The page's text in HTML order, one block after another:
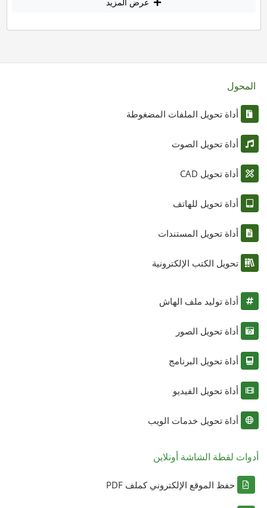
المحول
أداة تحويل الملفات المضغوطة
أداة تحويل الصوت
أداة تحويل CAD
أداة تحويل للهاتف
أداة تحويل المستندات
تحويل الكتب الإلكترونية
أداة توليد ملف الهاش
أداة تحويل الصور
أداة تحويل البرنامج
أداة تحويل الفيديو
أداة تحويل خدمات الويب
أدوات لقطة الشاشة أونلاين
حفظ الموقع الإلكتروني كملف PDF